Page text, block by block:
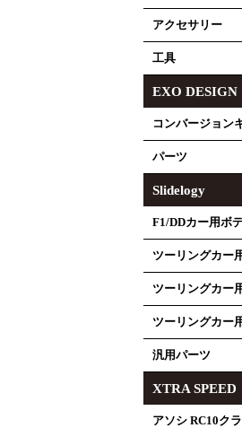
アクセサリー
工具
EXO DESIGN
コンバージョン
パーツ
Slidelogy
F1/DDカー用ボ
ツーリングカー
ツーリングカー
ツーリングカー
汎用パーツ
XTRA SPEED
アソシ RC10ク